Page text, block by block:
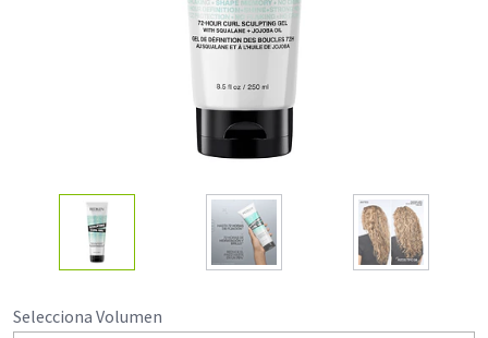
Selecciona Volumen